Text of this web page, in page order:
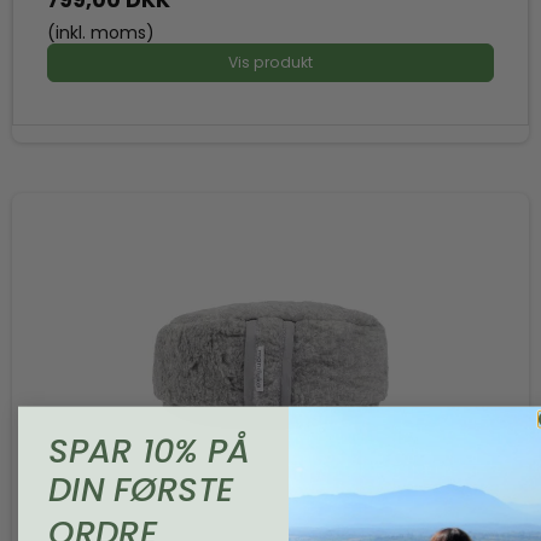
(inkl. moms)
Vis produkt
SPAR 10% PÅ
DIN FØRSTE